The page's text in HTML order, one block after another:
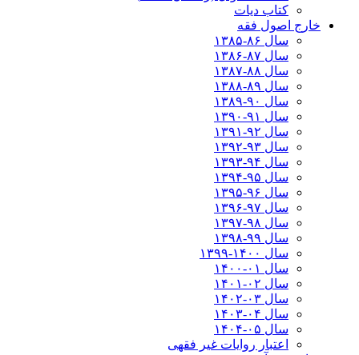
کتاب دیات
خارج اصول فقه
سال ۸۶-۱۳۸۵
سال ۸۷-۱۳۸۶
سال ۸۸-۱۳۸۷
سال ۸۹-۱۳۸۸
سال ۹۰-۱۳۸۹
سال ۹۱-۱۳۹۰
سال ۹۲-۱۳۹۱
سال ۹۳-۱۳۹۲
سال ۹۴-۱۳۹۳
سال ۹۵-۱۳۹۴
سال ۹۶-۱۳۹۵
سال ۹۷-۱۳۹۶
سال ۹۸-۱۳۹۷
سال ۹۹-۱۳۹۸‍
سال ۱۴۰۰-۱۳۹۹
سال ۰۱-۱۴۰۰
سال ۰۲-۱۴۰۱
سال ۰۳-۱۴۰۲
سال ۰۴-۱۴۰۳
سال ۰۵-۱۴۰۴
اعتبار روایات غیر فقهی